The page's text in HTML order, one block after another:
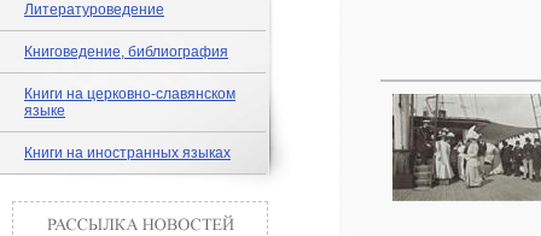
Литературоведение
Книговедение, библиография
Книги на церковно-славянском
языке
Книги на иностранных языках